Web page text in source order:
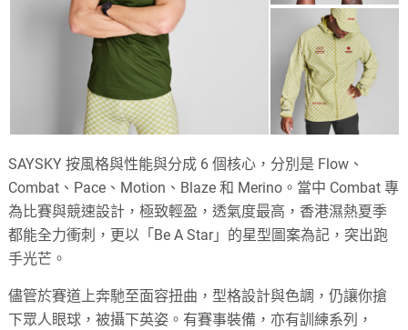
SAYSKY 按風格與性能與分成 6 個核心，分別是 Flow、
Combat、Pace、Motion、Blaze 和 Merino。當中 Combat 專
為比賽與競速設計，極致輕盈，透氣度最高，香港濕熱夏季
都能全力衝刺，更以「Be A Star」的星型圖案為記，突出跑
手光芒。
儘管於賽道上奔馳至面容扭曲，型格設計與色調，仍讓你搶
下眾人眼球，被攝下英姿。有賽事裝備，亦有訓練系列，